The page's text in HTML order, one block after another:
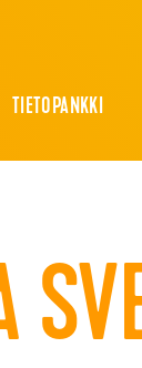
TIETOPANKKI